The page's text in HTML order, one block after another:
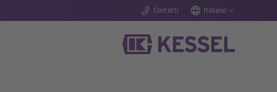
Contatti Italiano